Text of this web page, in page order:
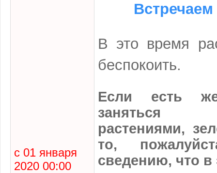
с 01 января
2020 00:00
Встречаем
В это время
беспокоить.
Если есть
заняться
растениями,
то,
сведению, что в